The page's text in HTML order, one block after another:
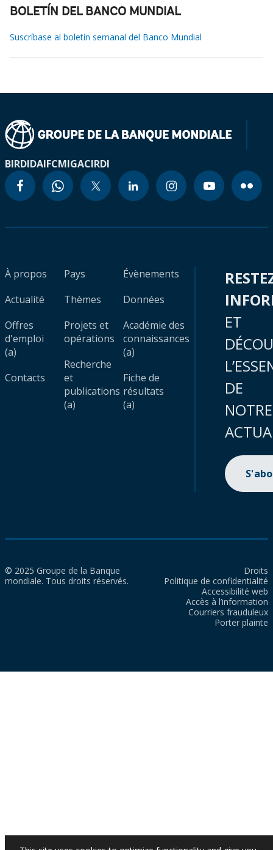
BOLETÍN DEL BANCO MUNDIAL
Suscríbase al boletín semanal del Banco Mundial
BIRDIDAIFCMIGACIRDI
À propos
Actualité
Offres
d'emploi
(a)
Contacts
Pays
Thèmes
Projets et
opérations
Recherche
et
publications
(a)
Évènements
Données
Académie des
connaissances
(a)
Fiche de
résultats
(a)
ET
DE
NOTRE
© 2025 Groupe de la Banque
mondiale. Tous droits réservés.
Droits
Politique de confidentialité
Accessibilité web
Accès à l’information
Courriers frauduleux
Porter plainte